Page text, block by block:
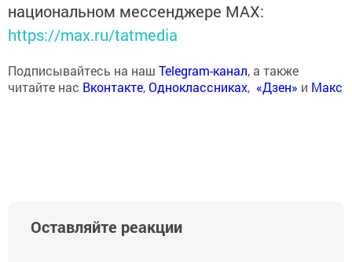
национальном мессенджере MАХ:
https://max.ru/tatmedia
Подписывайтесь на наш Telegram-канал, а также
читайте нас Вконтакте,Одноклассниках, «Дзен» и Макс
Оставляйте реакции